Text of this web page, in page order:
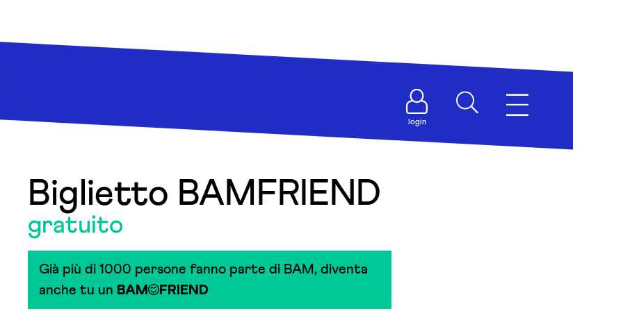
login
Biglietto BAMFRIEND
gratuito
Già più di 1000 persone fanno parte di BAM, diventa
anche tu un BAM FRIEND